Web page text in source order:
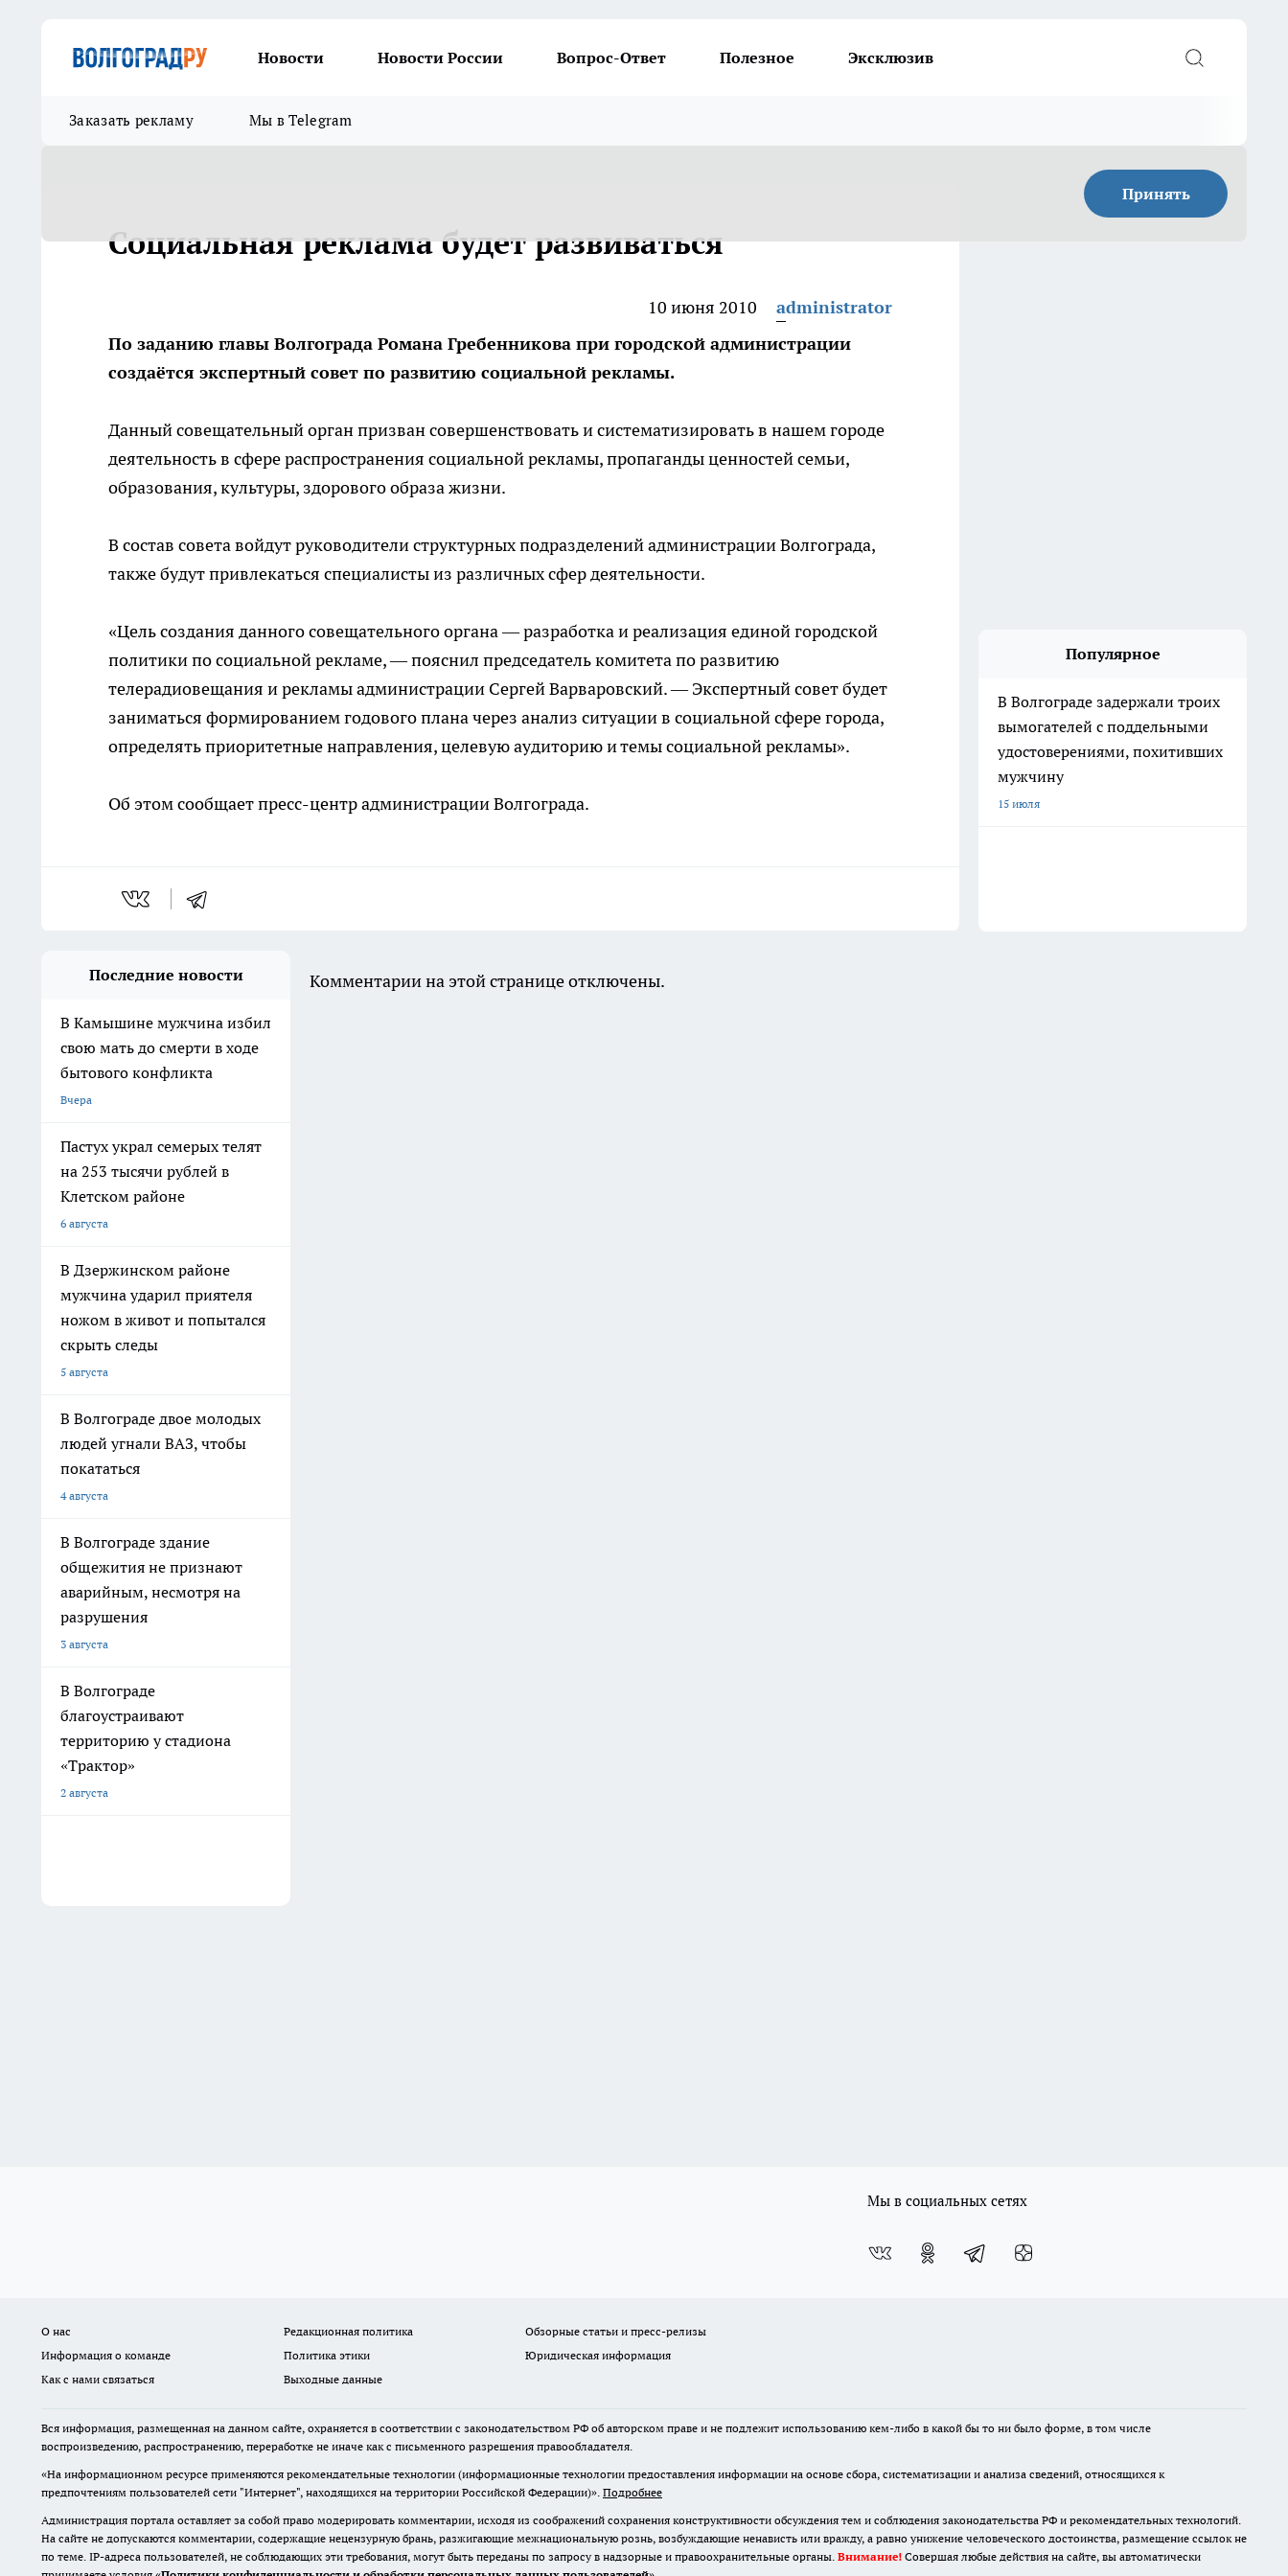
Новости Новости России Вопрос-Ответ Полезное Эксклюзив
Заказать рекламу Мы в Telegram
Принять
Социальная реклама будет развиваться
10 июня 2010
administrator
По заданию главы Волгограда Романа Гребенникова при городской администрации
создаётся экспертный совет по развитию социальной рекламы.
Данный совещательный орган призван совершенствовать и систематизировать в нашем городе
деятельность в сфере распространения социальной рекламы, пропаганды ценностей семьи,
образования, культуры, здорового образа жизни.
В состав совета войдут руководители структурных подразделений администрации Волгограда,
также будут привлекаться специалисты из различных сфер деятельности.
«Цель создания данного совещательного органа — разработка и реализация единой городской
политики по социальной рекламе, — пояснил председатель комитета по развитию
телерадиовещания и рекламы администрации Сергей Варваровский. — Экспертный совет будет
заниматься формированием годового плана через анализ ситуации в социальной сфере города,
определять приоритетные направления, целевую аудиторию и темы социальной рекламы».
Об этом сообщает пресс-центр администрации Волгограда.
Популярное
В Волгограде задержали троих
вымогателей с поддельными
удостоверениями, похитивших
мужчину
15 июля
Последние новости
В Камышине мужчина избил
свою мать до смерти в ходе
бытового конфликта
Вчера
Пастух украл семерых телят
на 253 тысячи рублей в
Клетском районе
6 августа
В Дзержинском районе
мужчина ударил приятеля
ножом в живот и попытался
скрыть следы
5 августа
В Волгограде двое молодых
людей угнали ВАЗ, чтобы
покататься
4 августа
В Волгограде здание
общежития не признают
аварийным, несмотря на
разрушения
3 августа
В Волгограде
благоустраивают
территорию у стадиона
«Трактор»
2 августа
Комментарии на этой странице отключены.
Мы в социальных сетях
О нас Редакционная политика
Обзорные статьи и пресс-релизы
Информация о команде
Политика этики
Юридическая информация
Как с нами связаться
Выходные данные
Вся информация, размещенная на данном сайте, охраняется в соответствии с законодательством РФ об авторском праве и не подлежит использованию кем-либо в какой бы то ни было форме, в том числе
воспроизведению, распространению, переработке не иначе как с письменного разрешения правообладателя.
«На информационном ресурсе применяются рекомендательные технологии (информационные технологии предоставления информации на основе сбора, систематизации и анализа сведений, относящихся к
предпочтениям пользователей сети "Интернет", находящихся на территории Российской Федерации)». Подробнее
Администрация портала оставляет за собой право модерировать комментарии, исходя из соображений сохранения конструктивности обсуждения тем и соблюдения законодательства РФ и рекомендательных технологий.
На сайте не допускаются комментарии, содержащие нецензурную брань, разжигающие межнациональную рознь, возбуждающие ненависть или вражду, а равно унижение человеческого достоинства, размещение ссылок не
по теме. IP-адреса пользователей, не соблюдающих эти требования, могут быть переданы по запросу в надзорные и правоохранительные органы. Внимание! Совершая любые действия на сайте, вы автоматически